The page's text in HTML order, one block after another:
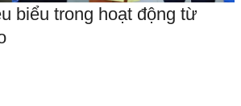
biểu trong hoạt động từ